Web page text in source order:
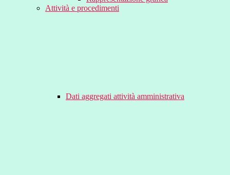
Attività e procedimenti
Dati aggregati attività amministrativa